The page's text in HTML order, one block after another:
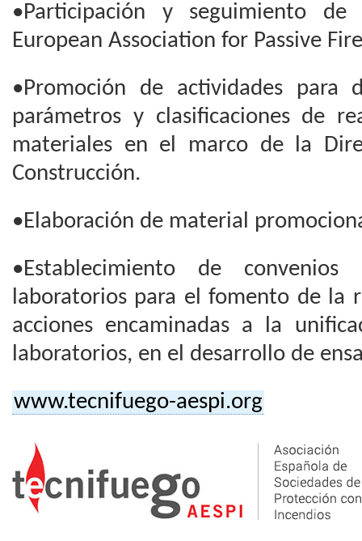
•Participación y seguimiento
European Association for Passive
•Promoción de actividades para
parámetros y clasificaciones de
materiales en el marco de la
Construcción.
•Elaboración de material
•Establecimiento de
laboratorios para el fomento de la
acciones encaminadas a la
laboratorios, en el desarrollo de
www.tecnifuego-aespi.org